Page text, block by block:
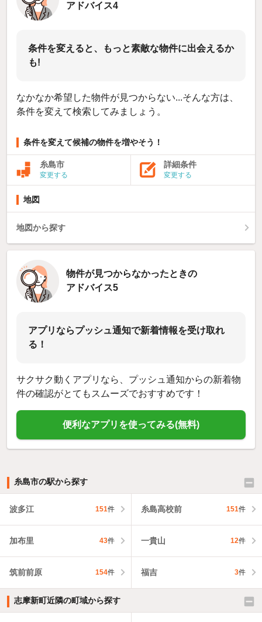
アドバイス4
条件を変えると、もっと素敵な物件に出会えるか
も!
なかなか希望した物件が見つからない...そんな方は、
条件を変えて検索してみましょう。
条件を変えて候補の物件を増やそう！
糸島市
変更する
詳細条件
変更する
地図
地図から探す
物件が見つからなかったときの
アドバイス5
アプリならプッシュ通知で新着情報を受け取れ
る！
サクサク動くアプリなら、プッシュ通知からの新着物
件の確認がとてもスムーズでおすすめです！
便利なアプリを使ってみる(無料)
糸島市の駅から探す
波多江 151件 糸島高校前 151件
加布里 43件 一貴山 12件
筑前前原 154件 福吉 3件
志摩新町近隣の町域から探す